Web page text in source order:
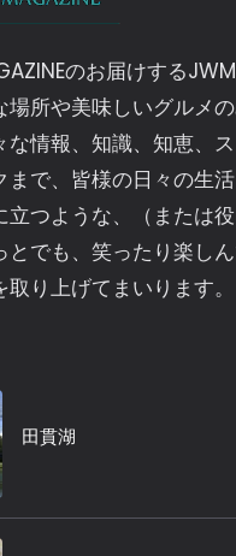
のお届けするJWM
場所や美味しいグルメ
情報、知識、知恵、
まで、皆様の日々の生
立つような、（または
でも、笑ったり楽し
り上げてまいります。
田貫湖